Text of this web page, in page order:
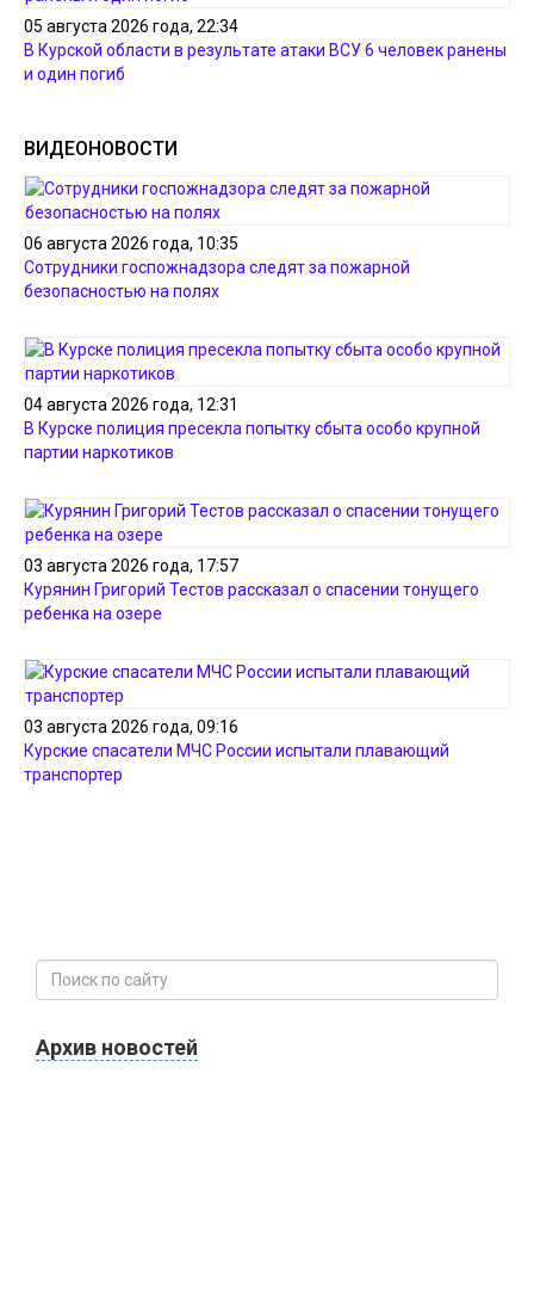
05 августа 2026 года, 22:34
В Курской области в результате атаки ВСУ 6 человек ранены
и один погиб
ВИДЕОНОВОСТИ
06 августа 2026 года, 10:35
Сотрудники госпожнадзора следят за пожарной
безопасностью на полях
04 августа 2026 года, 12:31
В Курске полиция пресекла попытку сбыта особо крупной
партии наркотиков
03 августа 2026 года, 17:57
Курянин Григорий Тестов рассказал о спасении тонущего
ребенка на озере
03 августа 2026 года, 09:16
Курские спасатели МЧС России испытали плавающий
транспортер
Архив новостей